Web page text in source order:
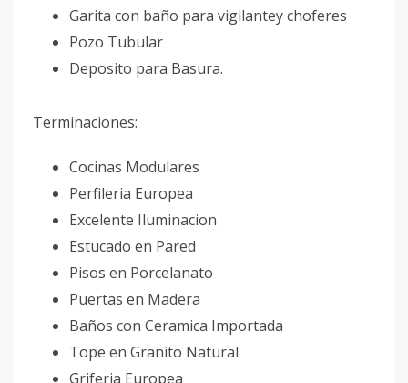
Garita con baño para vigilantey choferes
Pozo Tubular
Deposito para Basura.
Terminaciones:
Cocinas Modulares
Perfileria Europea
Excelente Iluminacion
Estucado en Pared
Pisos en Porcelanato
Puertas en Madera
Baños con Ceramica Importada
Tope en Granito Natural
Griferia Europea